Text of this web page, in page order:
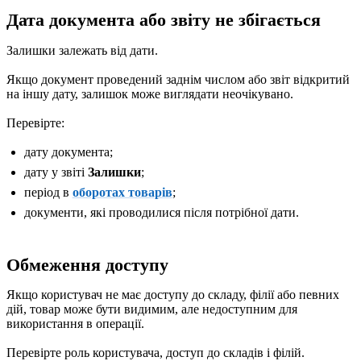
Дата документа або звіту не збігається
Залишки залежать від дати.
Якщо документ проведений заднім числом або звіт відкритий
на іншу дату, залишок може виглядати неочікувано.
Перевірте:
дату документа;
дату у звіті Залишки;
період в оборотах товарів;
документи, які проводилися після потрібної дати.
Обмеження доступу
Якщо користувач не має доступу до складу, філії або певних
дій, товар може бути видимим, але недоступним для
використання в операції.
Перевірте роль користувача, доступ до складів і філій.